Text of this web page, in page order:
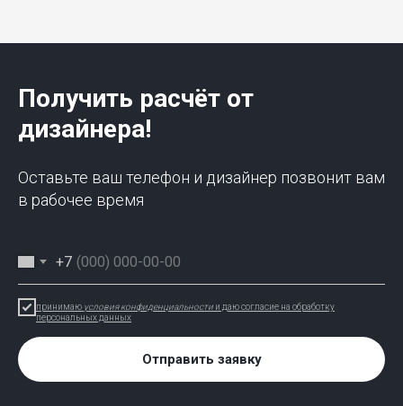
Получить расчёт от
дизайнера!
Оставьте ваш телефон и дизайнер позвонит вам
в рабочее время
+7
принимаю условия конфиденциальности и даю согласие на обработку
персональных данных
Отправить заявку